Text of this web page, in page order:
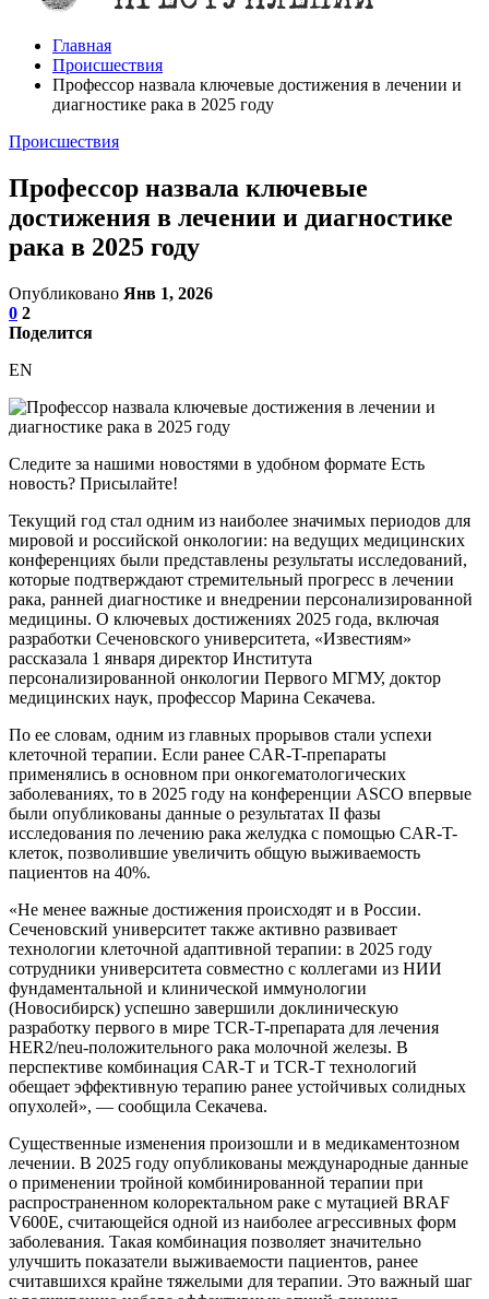
Главная
Происшествия
Профессор назвала ключевые достижения в лечении и
диагностике рака в 2025 году
Происшествия
Профессор назвала ключевые
достижения в лечении и диагностике
рака в 2025 году
Опубликовано Янв 1, 2026
0 2
Поделится
EN
Следите за нашими новостями в удобном формате Есть
новость? Присылайте!
Текущий год стал одним из наиболее значимых периодов для
мировой и российской онкологии: на ведущих медицинских
конференциях были представлены результаты исследований,
которые подтверждают стремительный прогресс в лечении
рака, ранней диагностике и внедрении персонализированной
медицины. О ключевых достижениях 2025 года, включая
разработки Сеченовского университета, «Известиям»
рассказала 1 января директор Института
персонализированной онкологии Первого МГМУ, доктор
медицинских наук, профессор Марина Секачева.
По ее словам, одним из главных прорывов стали успехи
клеточной терапии. Если ранее CAR-T-препараты
применялись в основном при онкогематологических
заболеваниях, то в 2025 году на конференции ASCO впервые
были опубликованы данные о результатах II фазы
исследования по лечению рака желудка с помощью CAR-T-
клеток, позволившие увеличить общую выживаемость
пациентов на 40%.
«Не менее важные достижения происходят и в России.
Сеченовский университет также активно развивает
технологии клеточной адаптивной терапии: в 2025 году
сотрудники университета совместно с коллегами из НИИ
фундаментальной и клинической иммунологии
(Новосибирск) успешно завершили доклиническую
разработку первого в мире TCR-T-препарата для лечения
HER2/neu-положительного рака молочной железы. В
перспективе комбинация CAR-T и TCR-T технологий
обещает эффективную терапию ранее устойчивых солидных
опухолей», — сообщила Секачева.
Существенные изменения произошли и в медикаментозном
лечении. В 2025 году опубликованы международные данные
о применении тройной комбинированной терапии при
распространенном колоректальном раке с мутацией BRAF
V600E, считающейся одной из наиболее агрессивных форм
заболевания. Такая комбинация позволяет значительно
улучшить показатели выживаемости пациентов, ранее
считавшихся крайне тяжелыми для терапии. Это важный шаг